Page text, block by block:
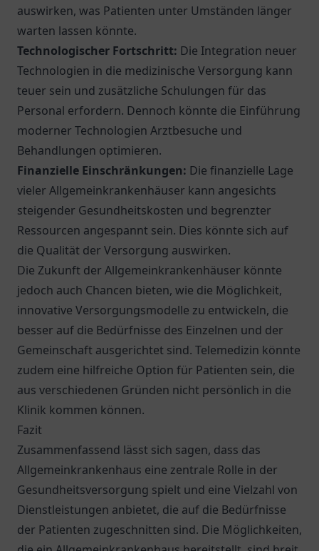
auswirken, was Patienten unter Umständen länger
warten lassen könnte.
Technologischer Fortschritt: Die Integration neuer
Technologien in die medizinische Versorgung kann
teuer sein und zusätzliche Schulungen für das
Personal erfordern. Dennoch könnte die Einführung
moderner Technologien Arztbesuche und
Behandlungen optimieren.
Finanzielle Einschränkungen: Die finanzielle Lage
vieler Allgemeinkrankenhäuser kann angesichts
steigender Gesundheitskosten und begrenzter
Ressourcen angespannt sein. Dies könnte sich auf
die Qualität der Versorgung auswirken.
Die Zukunft der Allgemeinkrankenhäuser könnte
jedoch auch Chancen bieten, wie die Möglichkeit,
innovative Versorgungsmodelle zu entwickeln, die
besser auf die Bedürfnisse des Einzelnen und der
Gemeinschaft ausgerichtet sind. Telemedizin könnte
zudem eine hilfreiche Option für Patienten sein, die
aus verschiedenen Gründen nicht persönlich in die
Klinik kommen können.
Fazit
Zusammenfassend lässt sich sagen, dass das
Allgemeinkrankenhaus eine zentrale Rolle in der
Gesundheitsversorgung spielt und eine Vielzahl von
Dienstleistungen anbietet, die auf die Bedürfnisse
der Patienten zugeschnitten sind. Die Möglichkeiten,